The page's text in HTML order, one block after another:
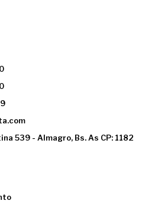
539 - Almagro, Bs. As CP: 1182